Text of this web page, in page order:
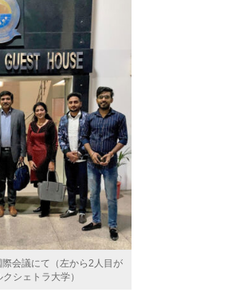
会議にて（左から2人目が
シェトラ大学）